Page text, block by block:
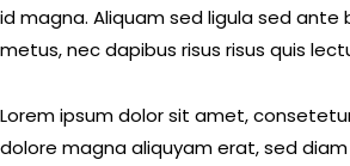
id magna. Aliquam sed ligula sed
metus, nec dapibus risus risus quis
Lorem ipsum dolor sit amet,
dolore magna aliquyam erat, sed